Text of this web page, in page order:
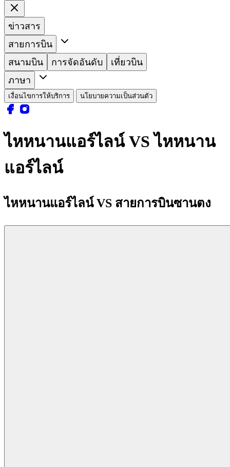
ข่าวสาร
สายการบิน
สนามบิน
การจัดอันดับ
เที่ยวบิน
ภาษา
เงื่อนไขการให้บริการ นโยบายความเป็นส่วนตัว
ไหหนานแอร์ไลน์ VS ไหหนาน
แอร์ไลน์
ไหหนานแอร์ไลน์ VS สายการบินซานตง